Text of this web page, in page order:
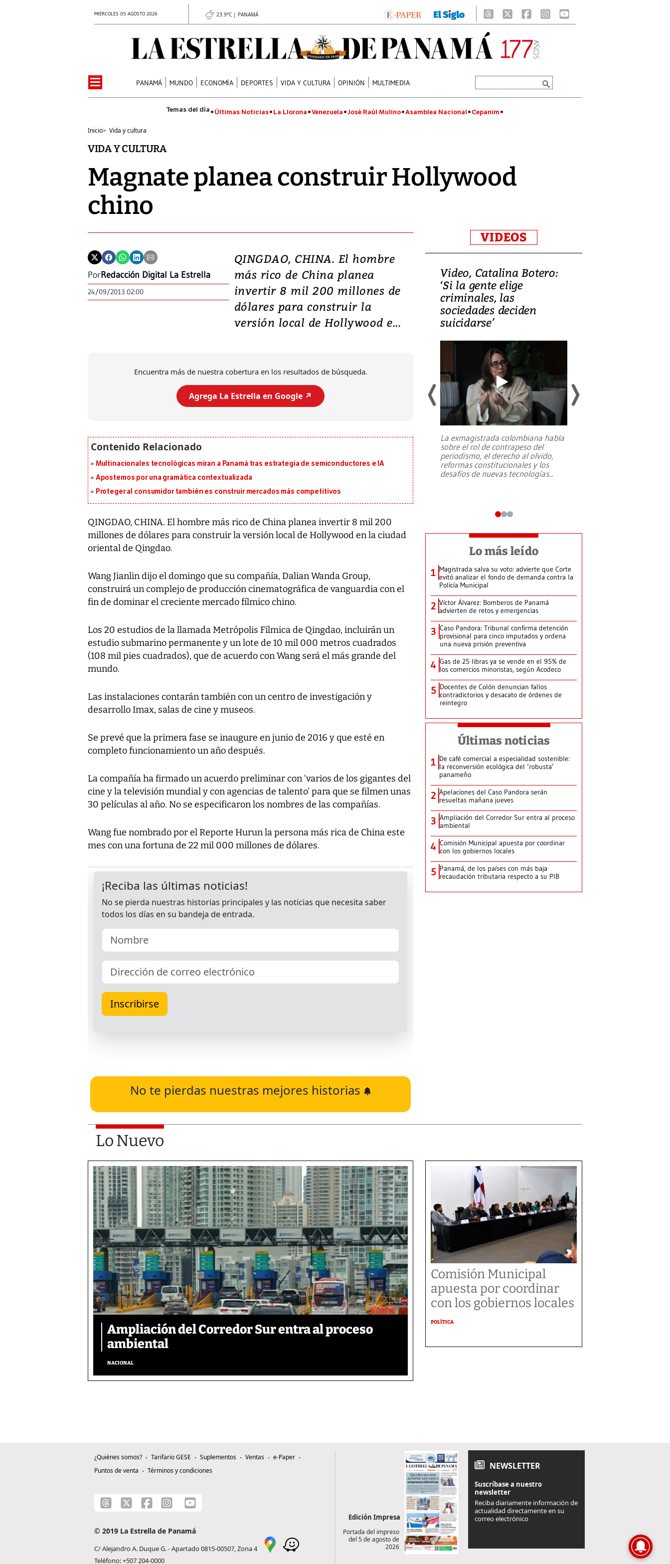
MIÉRCOLES 05 AGOSTO 2026 23.9°C | PANAMÁ
PANAMÁ MUNDO ECONOMÍA DEPORTES VIDA Y CULTURA OPINIÓN MULTIMEDIA
Últimas Noticias La Llorona Venezuela José Raúl Mulino Asamblea Nacional Cepanim
Inicio> Vida y cultura
VIDA Y CULTURA
Magnate planea construir Hollywood
chino
PorRedacción Digital La Estrella
24/09/2013 02:00
QINGDAO, CHINA. El hombre
más rico de China planea
invertir 8 mil 200 millones de
dólares para construir la
versión local de Hollywood e...
Encuentra más de nuestra cobertura en los resultados de búsqueda.
Agrega La Estrella en Google ↗️
Multinacionales tecnológicas miran a Panamá tras estrategia de semiconductores e IA
Apostemos por una gramática contextualizada
Proteger al consumidor también es construir mercados más competitivos
QINGDAO, CHINA. El hombre más rico de China planea invertir 8 mil 200
millones de dólares para construir la versión local de Hollywood en la ciudad
oriental de Qingdao.
Wang Jianlin dijo el domingo que su compañía, Dalian Wanda Group,
construirá un complejo de producción cinematográfica de vanguardia con el
fin de dominar el creciente mercado fílmico chino.
Los 20 estudios de la llamada Metrópolis Fílmica de Qingdao, incluirán un
estudio submarino permanente y un lote de 10 mil 000 metros cuadrados
(108 mil pies cuadrados), que de acuerdo con Wang será el más grande del
mundo.
Las instalaciones contarán también con un centro de investigación y
desarrollo Imax, salas de cine y museos.
Se prevé que la primera fase se inaugure en junio de 2016 y que esté en
completo funcionamiento un año después.
La compañía ha firmado un acuerdo preliminar con ‘varios de los gigantes del
cine y la televisión mundial y con agencias de talento’ para que se filmen unas
30 películas al año. No se especificaron los nombres de las compañías.
Wang fue nombrado por el Reporte Hurun la persona más rica de China este
mes con una fortuna de 22 mil 000 millones de dólares.
No te pierdas nuestras mejores historias
VIDEOS
Video, Japón: Terremoto
deja heridos y graves
daños en Kumamoto
al sur de Japón, provocando una
Video, Catalina Botero:
‘Si la gente elige
criminales, las
sociedades deciden
suicidarse’
La exmagistrada colombiana habla
sobre el rol de contrapeso del
periodismo, el derecho al olvido,
reformas constitucionales y los
desafíos de nuevas tecnologías...
Lo más leído
1 Magistrada salva su voto: advierte que Corte
evitó analizar el fondo de demanda contra la
Policía Municipal
2 Víctor Álvarez: Bomberos de Panamá
advierten de retos y emergencias
3 Caso Pandora: Tribunal confirma detención
provisional para cinco imputados y ordena
una nueva prisión preventiva
4 Gas de 25 libras ya se vende en el 95% de
los comercios minoristas, según Acodeco
5 Docentes de Colón denuncian fallos
contradictorios y desacato de órdenes de
reintegro
Últimas noticias
1 De café comercial a especialidad sostenible:
la reconversión ecológica del ‘robusta’
panameño
2 Apelaciones del Caso Pandora serán
resueltas mañana jueves
3 Ampliación del Corredor Sur entra al proceso
ambiental
4 Comisión Municipal apuesta por coordinar
con los gobiernos locales
5 Panamá, de los países con más baja
recaudación tributaria respecto a su PIB
Lo Nuevo
Ampliación del Corredor Sur entra al proceso
ambiental
NACIONAL
Comisión Municipal
apuesta por coordinar
con los gobiernos locales
POLÍTICA
¿Quiénes somos? Tarifario GESE Suplementos Ventas
e-Paper
Puntos de venta
Términos y condiciones
© 2019 La Estrella de Panamá
C/ Alejandro A. Duque G. - Apartado 0815-00507, Zona 4
Teléfono: +507 204-0000
Edición Impresa
Portada del impreso
del 5 de agosto de
2026
NEWSLETTER
Suscríbase a nuestro
newsletter
Reciba diariamente información de
actualidad directamente en su
correo electrónico